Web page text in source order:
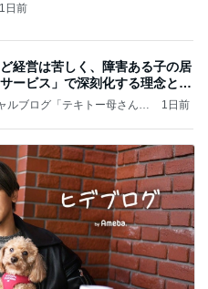
1日前
経営は苦しく、障害ある子の居
ービス」で深刻化する理念と現
ルブログ「テキトー母さんの
1日前